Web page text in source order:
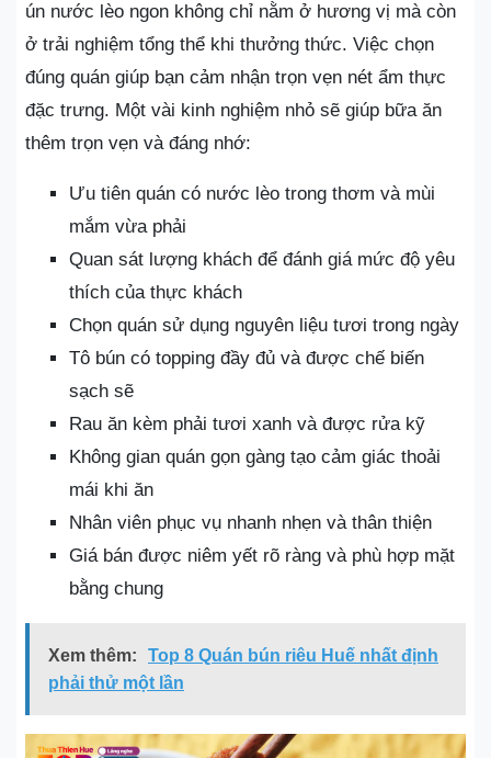
ún nước lèo ngon không chỉ nằm ở hương vị mà còn
ở trải nghiệm tổng thể khi thưởng thức. Việc chọn
đúng quán giúp bạn cảm nhận trọn vẹn nét ẩm thực
đặc trưng. Một vài kinh nghiệm nhỏ sẽ giúp bữa ăn
thêm trọn vẹn và đáng nhớ:
Ưu tiên quán có nước lèo trong thơm và mùi
mắm vừa phải
Quan sát lượng khách để đánh giá mức độ yêu
thích của thực khách
Chọn quán sử dụng nguyên liệu tươi trong ngày
Tô bún có topping đầy đủ và được chế biến
sạch sẽ
Rau ăn kèm phải tươi xanh và được rửa kỹ
Không gian quán gọn gàng tạo cảm giác thoải
mái khi ăn
Nhân viên phục vụ nhanh nhẹn và thân thiện
Giá bán được niêm yết rõ ràng và phù hợp mặt
bằng chung
Xem thêm:
Top 8 Quán bún riêu Huế nhất định
phải thử một lần